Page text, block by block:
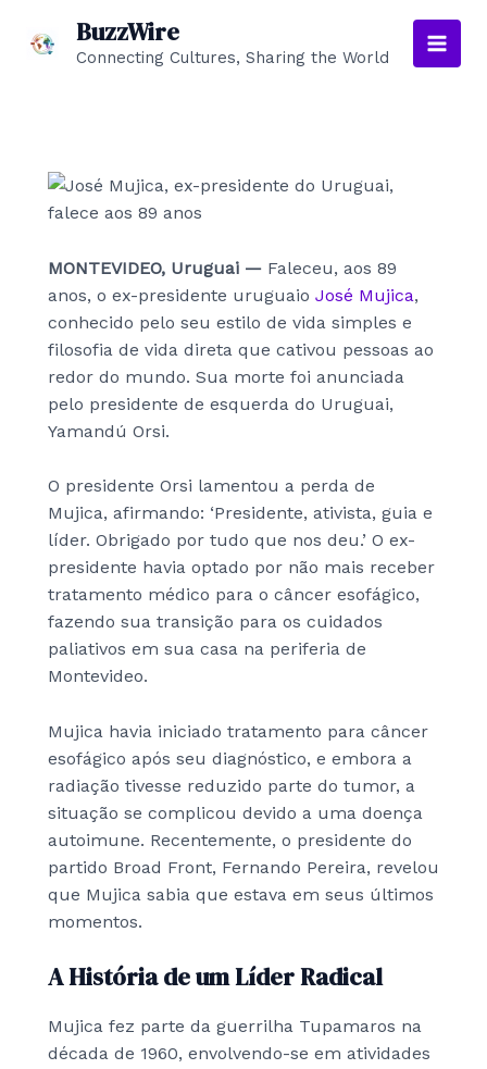
BuzzWire
Connecting Cultures, Sharing the World
Main
MONTEVIDEO, Uruguai — Faleceu, aos 89
anos, o ex-presidente uruguaio José Mujica,
conhecido pelo seu estilo de vida simples e
filosofia de vida direta que cativou pessoas ao
redor do mundo. Sua morte foi anunciada
pelo presidente de esquerda do Uruguai,
Yamandú Orsi.
O presidente Orsi lamentou a perda de
Mujica, afirmando: ‘Presidente, ativista, guia e
líder. Obrigado por tudo que nos deu.’ O ex-
presidente havia optado por não mais receber
tratamento médico para o câncer esofágico,
fazendo sua transição para os cuidados
paliativos em sua casa na periferia de
Montevideo.
Mujica havia iniciado tratamento para câncer
esofágico após seu diagnóstico, e embora a
radiação tivesse reduzido parte do tumor, a
situação se complicou devido a uma doença
autoimune. Recentemente, o presidente do
partido Broad Front, Fernando Pereira, revelou
que Mujica sabia que estava em seus últimos
momentos.
A História de um Líder Radical
Mujica fez parte da guerrilha Tupamaros na
década de 1960, envolvendo-se em atividades